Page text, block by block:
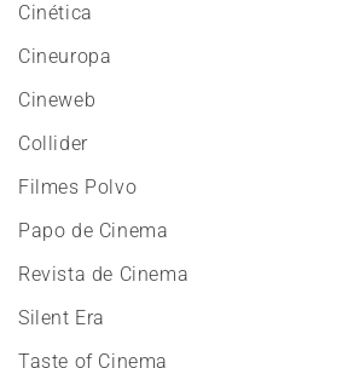
Cinética
Cineuropa
Cineweb
Collider
Filmes Polvo
Papo de Cinema
Revista de Cinema
Silent Era
Taste of Cinema